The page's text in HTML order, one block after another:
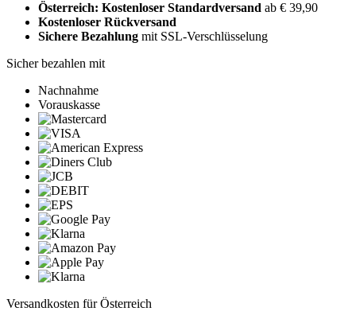
Österreich: Kostenloser Standardversand ab € 39,90
Kostenloser Rückversand
Sichere Bezahlung mit SSL-Verschlüsselung
Sicher bezahlen mit
Nachnahme
Vorauskasse
Versandkosten für Österreich